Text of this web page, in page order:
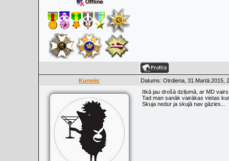
Kurmiic Datums: Otrdiena, 31.Martā.2015,
Itkā jau drošā dziļumā, ar MD
Tad man sanāk vairākas vietas
Skuja nedur ja skujā nav gāzies...